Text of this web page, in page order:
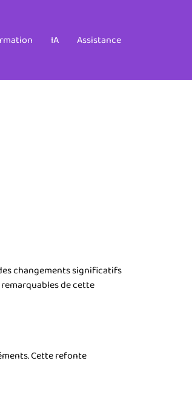
IA Assistance
changements significatifs
de cette
Cette refonte